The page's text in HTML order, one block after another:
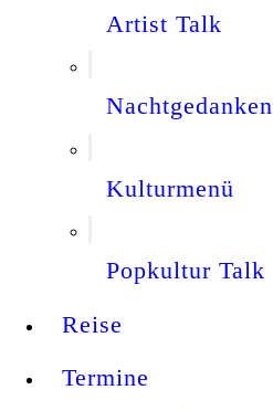
Artist Talk
Nachtgedanken
Kulturmenü
Popkultur Talk
Reise
Termine